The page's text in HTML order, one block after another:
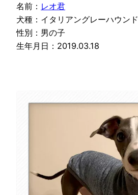
名前： レオ君
犬種：イタリアングレーハウンド
性別：男の子
生年月日：2019.03.18